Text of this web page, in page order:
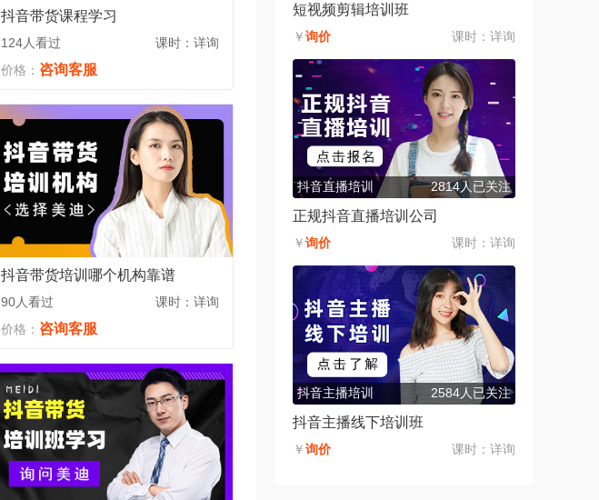
抖音带货课程学习
124人看过
课时：详询
价格： 咨询客服
抖音带货培训哪个机构靠谱
90人看过
课时：详询
价格： 咨询客服
短视频剪辑培训班
￥询价 课时： 详询
抖音直播培训 2814人已关注
正规抖音直播培训公司
￥询价 课时： 详询
抖音主播培训 2584人已关注
抖音主播线下培训班
￥询价 课时： 详询